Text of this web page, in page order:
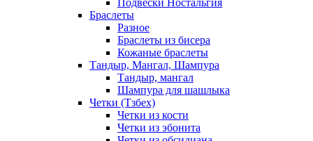
Подвески Ностальгия
Браслеты
Разное
Браслеты из бисера
Кожаные браслеты
Тандыр, Мангал, Шампура
Тандыр, мангал
Шампура для шашлыка
Четки (Тзбех)
Четки из кости
Четки из эбонита